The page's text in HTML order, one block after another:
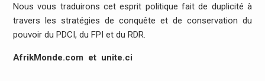
Nous vous traduirons cet esprit politique fait de duplicité à
travers les stratégies de conquête et de conservation du
pouvoir du PDCI, du FPI et du RDR.
AfrikMonde.com et unite.ci